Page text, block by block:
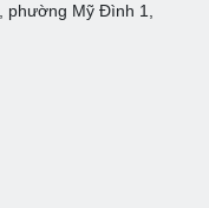
Mỹ Đình 1,